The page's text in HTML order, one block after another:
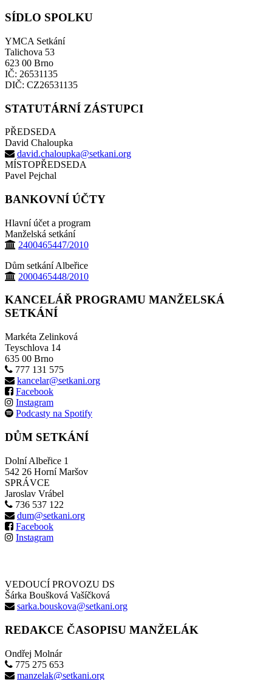
SÍDLO SPOLKU
YMCA Setkání
Talichova 53
623 00 Brno
IČ: 26531135
DIČ: CZ26531135
STATUTÁRNÍ ZÁSTUPCI
PŘEDSEDA
David Chaloupka
david.chaloupka@setkani.org
MÍSTOPŘEDSEDA
Pavel Pejchal
BANKOVNÍ ÚČTY
Hlavní účet a program
Manželská setkání
2400465447/2010
Dům setkání Albeřice
2000465448/2010
KANCELÁŘ PROGRAMU MANŽELSKÁ
SETKÁNÍ
Markéta Zelinková
Teyschlova 14
635 00 Brno
777 131 575
kancelar@setkani.org
Facebook
Instagram
Podcasty na Spotify
DŮM SETKÁNÍ
Dolní Albeřice 1
542 26 Horní Maršov
SPRÁVCE
Jaroslav Vrábel
736 537 122
dum@setkani.org
Facebook
Instagram
VEDOUCÍ PROVOZU DS
Šárka Boušková Vašíčková
sarka.bouskova@setkani.org
REDAKCE ČASOPISU MANŽELÁK
Ondřej Molnár
775 275 653
manzelak@setkani.org